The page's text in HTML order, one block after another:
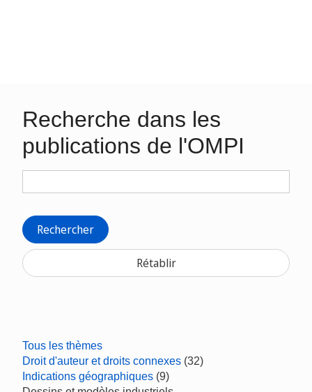
Recherche dans les
publications de l'OMPI
Rechercher
Rétablir
Tous les thèmes
Droit d'auteur et droits connexes (32)
Indications géographiques (9)